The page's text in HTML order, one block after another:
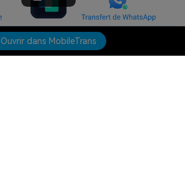
Ouvrir dans MobileTrans